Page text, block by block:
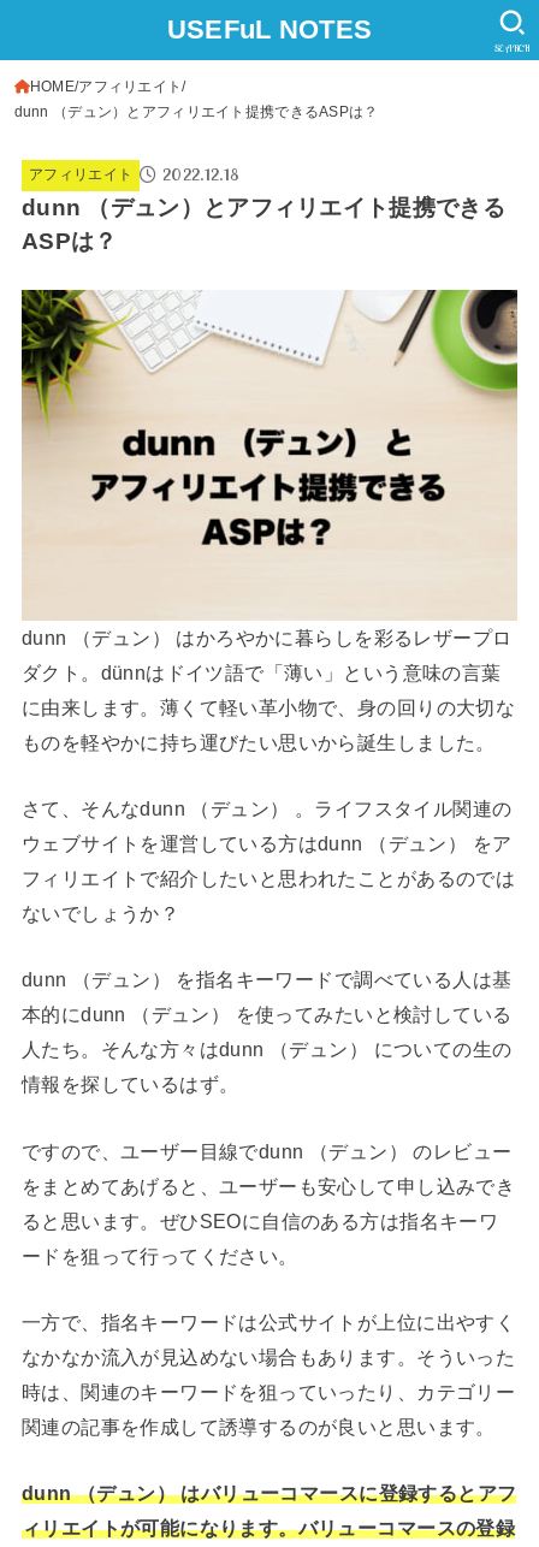
USEFuL NOTES
SEARCH
HOME アフィリエイト
dunn （デュン）とアフィリエイト提携できるASPは？
アフィリエイト 2022.12.18
dunn （デュン）とアフィリエイト提携できる
ASPは？
dunn （デュン） はかろやかに暮らしを彩るレザープロ
ダクト。dünnはドイツ語で「薄い」という意味の言葉
に由来します。薄くて軽い革小物で、身の回りの大切な
ものを軽やかに持ち運びたい思いから誕生しました。
さて、そんなdunn （デュン） 。ライフスタイル関連の
ウェブサイトを運営している方はdunn （デュン） をア
フィリエイトで紹介したいと思われたことがあるのでは
ないでしょうか？
dunn （デュン） を指名キーワードで調べている人は基
本的にdunn （デュン） を使ってみたいと検討している
人たち。そんな方々はdunn （デュン） についての生の
情報を探しているはず。
ですので、ユーザー目線でdunn （デュン） のレビュー
をまとめてあげると、ユーザーも安心して申し込みでき
ると思います。ぜひSEOに自信のある方は指名キーワ
ードを狙って行ってください。
一方で、指名キーワードは公式サイトが上位に出やすく
なかなか流入が見込めない場合もあります。そういった
時は、関連のキーワードを狙っていったり、カテゴリー
関連の記事を作成して誘導するのが良いと思います。
dunn （デュン） はバリューコマースに登録するとアフ
ィリエイトが可能になります。バリューコマースの登録